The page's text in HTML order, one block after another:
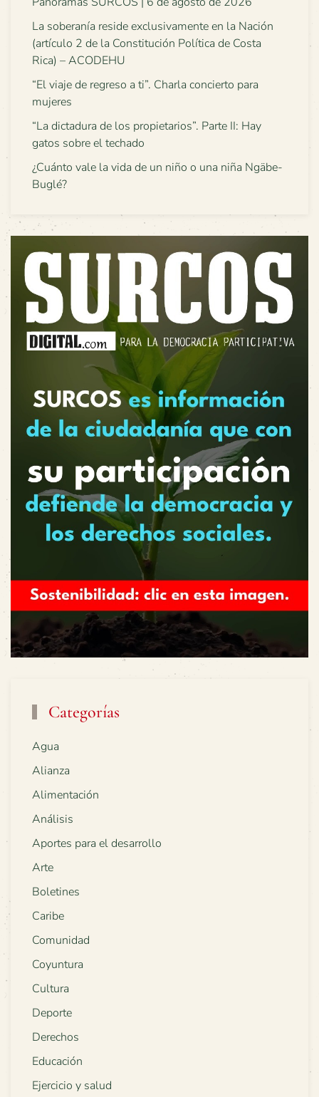
La soberanía reside exclusivamente en la Nación
(artículo 2 de la Constitución Política de Costa
Rica) – ACODEHU
“El viaje de regreso a ti”. Charla concierto para
mujeres
“La dictadura de los propietarios”. Parte II: Hay
gatos sobre el techado
¿Cuánto vale la vida de un niño o una niña Ngäbe-
Buglé?
Categorías
Agua
Alianza
Alimentación
Análisis
Aportes para el desarrollo
Arte
Boletines
Caribe
Comunidad
Coyuntura
Cultura
Deporte
Derechos
Educación
Ejercicio y salud